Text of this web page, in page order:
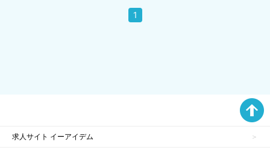
1
求人サイト イーアイデム